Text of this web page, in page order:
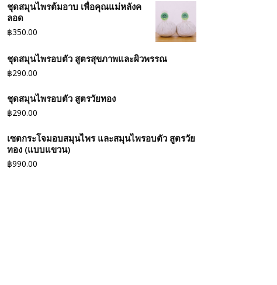
ชุดสมุนไพรต้มอาบ เพื่อคุณแม่หลังค
ลอด
฿350.00
ชุดสมุนไพรอบตัว สูตรสุขภาพและผิวพรรณ
฿290.00
ชุดสมุนไพรอบตัว สูตรวัยทอง
฿290.00
เซตกระโจมอบสมุนไพร และสมุนไพรอบตัว สูตรวัย
ทอง (แบบแขวน)
฿990.00